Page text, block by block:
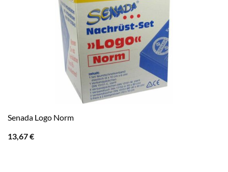
Senada Logo Norm
13,67€